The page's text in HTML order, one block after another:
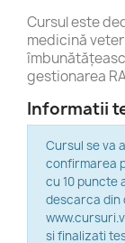
Cursul este
medicină
gestionarea
Informatii
Cursul se va
confirmarea
cu 10 puncte
descarca din
si finalizati